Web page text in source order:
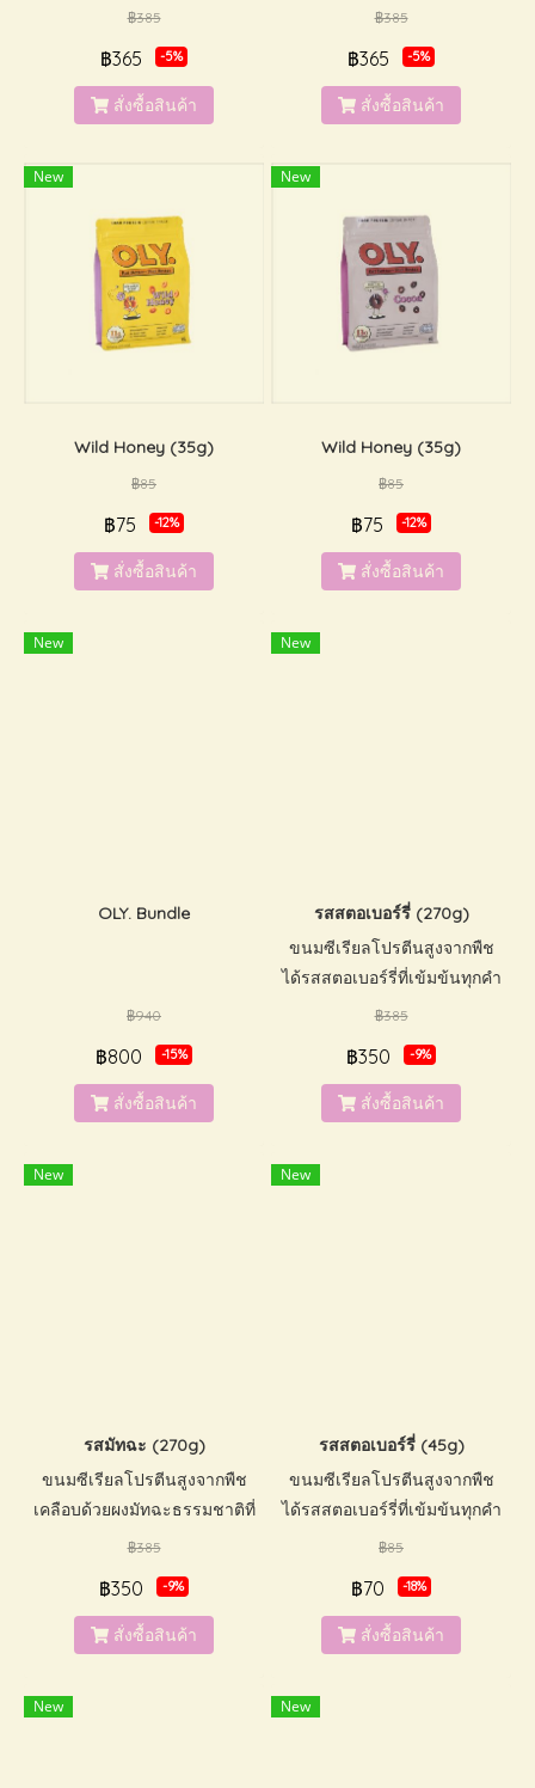
฿385
฿365 -5%
สั่งซื้อสินค้า
฿385
฿365 -5%
สั่งซื้อสินค้า
New
Wild Honey (35g)
฿85
฿75 -12%
สั่งซื้อสินค้า
New
Wild Honey (35g)
฿85
฿75 -12%
สั่งซื้อสินค้า
New
OLY. Bundle
฿940
฿800 -15%
สั่งซื้อสินค้า
New
รสสตอเบอร์รี่ (270g)
ขนมซีเรียลโปรตีนสูงจากพืช
ได้รสสตอเบอร์รี่ที่เข้มข้นทุกคำ
น้ำตาลต่ำ มีวิตามินและแร่ธาตุ
ทานได้ทั้งเด็กและผู้ใหญ่
ปราศจากนมและถั่ว ไม่ใส่สาร
กันเสีย และสีสังเคราะห์
฿385
฿350 -9%
สั่งซื้อสินค้า
New
รสมัทฉะ (270g)
ขนมซีเรียลโปรตีนสูงจากพืช
เคลือบด้วยผงมัทฉะธรรมชาติที่
เข้มข้น น้ำตาลต่ำ มีวิตามิน
เพลินสามารถทานได้ทั้งเด็กและ
ผู้ใหญ่ ปราศจากนมและถั่ว ไม่
ใส่สารกันเสีย และสีสังเคราะห์
฿385
฿350 -9%
สั่งซื้อสินค้า
New
รสสตอเบอร์รี่ (45g)
ขนมซีเรียลโปรตีนสูงจากพืช
ได้รสสตอเบอร์รี่ที่เข้มข้นทุกคำ
น้ำตาลต่ำ มีวิตามินและแร่ธาตุ
ทานได้ทั้งเด็กและผู้ใหญ่
ปราศจากนมและถั่ว ไม่ใส่สาร
กันเสีย และสีสังเคราะห์
฿85
฿70 -18%
สั่งซื้อสินค้า
New New